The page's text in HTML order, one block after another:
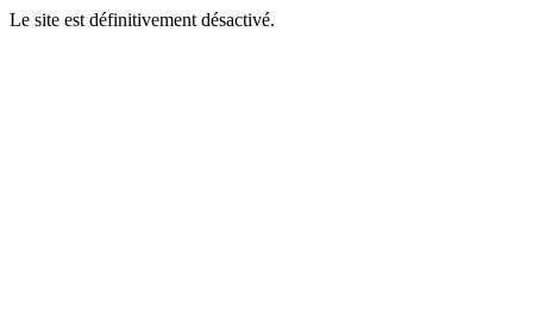
Le site est définitivement désactivé.